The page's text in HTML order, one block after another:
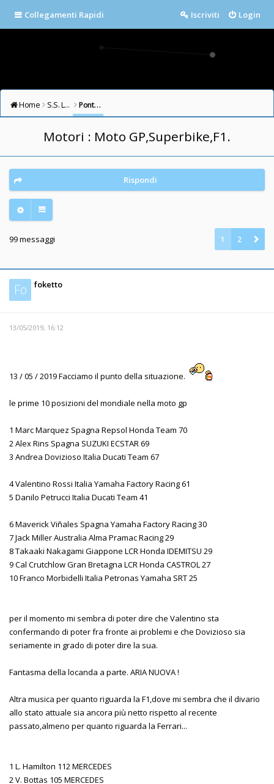
Collegamenti Rapidi Login
Iscriviti
Home S.S. LAZIO FORUM Ponte Milvio
Motori : Moto GP,Superbike,F1.
Rispondi
99 messaggi 1 2
Fo foketto
13/05/2019, 16:12
13 / 05 / 2019 Facciamo il punto della situazione.
le prime 10 posizioni del mondiale nella moto gp
1 Marc Marquez Spagna Repsol Honda Team 70
2 Alex Rins Spagna SUZUKI ECSTAR 69
3 Andrea Dovizioso Italia Ducati Team 67
4 Valentino Rossi Italia Yamaha Factory Racing 61
5 Danilo Petrucci Italia Ducati Team 41
6 Maverick Viñales Spagna Yamaha Factory Racing 30
7 Jack Miller Australia Alma Pramac Racing 29
8 Takaaki Nakagami Giappone LCR Honda IDEMITSU 29
9 Cal Crutchlow Gran Bretagna LCR Honda CASTROL 27
10 Franco Morbidelli Italia Petronas Yamaha SRT 25
per il momento mi sembra di poter dire che Valentino sta
confermando di poter fra fronte ai problemi e che Dovizioso sia
seriamente in grado di poter dire la sua.
Fantasma della locanda a parte. ARIA NUOVA !
Altra musica per quanto riguarda la F1,dove mi sembra che il divario
allo stato attuale sia ancora più netto rispetto al recente
passato,almeno per quanto riguarda la Ferrari...
1 L. Hamilton 112 MERCEDES
2 V. Bottas 105 MERCEDES